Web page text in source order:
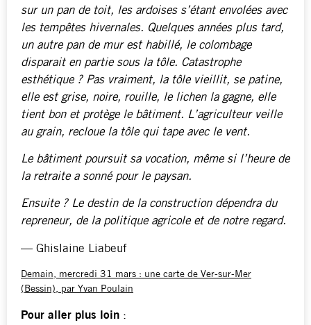
sur un pan de toit, les ardoises s’étant envolées avec
les tempêtes hivernales. Quelques années plus tard,
un autre pan de mur est habillé, le colombage
disparait en partie sous la tôle. Catastrophe
esthétique ? Pas vraiment, la tôle vieillit, se patine,
elle est grise, noire, rouille, le lichen la gagne, elle
tient bon et protège le bâtiment. L’agriculteur veille
au grain, recloue la tôle qui tape avec le vent.
Le bâtiment poursuit sa vocation, même si l’heure de
la retraite a sonné pour le paysan.
Ensuite ? Le destin de la construction dépendra du
repreneur, de la politique agricole et de notre regard.
— Ghislaine Liabeuf
Demain, mercredi 31 mars : une carte de Ver-sur-Mer
(Bessin), par Yvan Poulain
Pour aller plus loin :